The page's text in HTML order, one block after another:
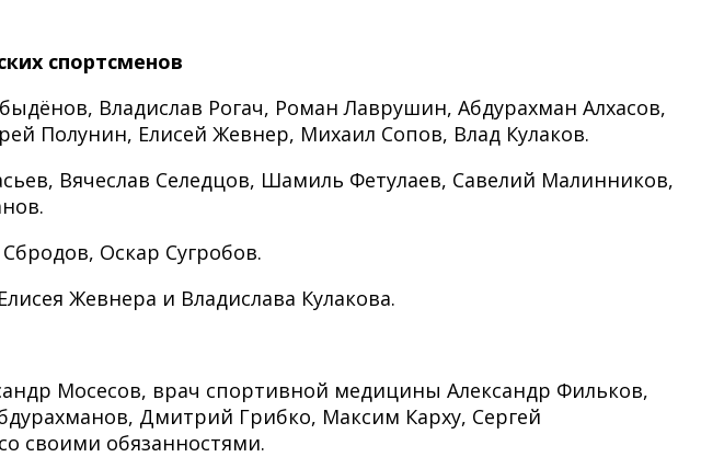
спортсменов
Владислав Рогач, Роман Лаврушин, Абдурахман Алхасов,
Полунин, Елисей Жевнер, Михаил Сопов, Влад Кулаков.
Вячеслав Селедцов, Шамиль Фетулаев, Савелий Малинников,
Оскар Сугробов.
Жевнера и Владислава Кулакова.
Мосесов, врач спортивной медицины Александр Фильков,
Дмитрий Грибко, Максим Карху, Сергей
своими обязанностями.